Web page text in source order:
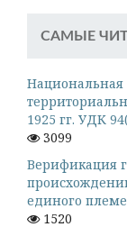
САМЫЕ
Национальная
1925 гг. УДК
3099
Верификация
единого
1520